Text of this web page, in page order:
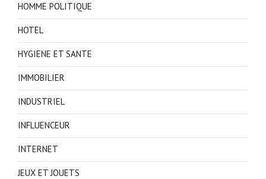
HOMME POLITIQUE
HOTEL
HYGIENE ET SANTE
IMMOBILIER
INDUSTRIEL
INFLUENCEUR
INTERNET
JEUX ET JOUETS